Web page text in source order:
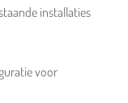
installaties
voor